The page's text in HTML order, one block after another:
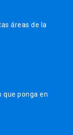
áreas de la
que ponga en